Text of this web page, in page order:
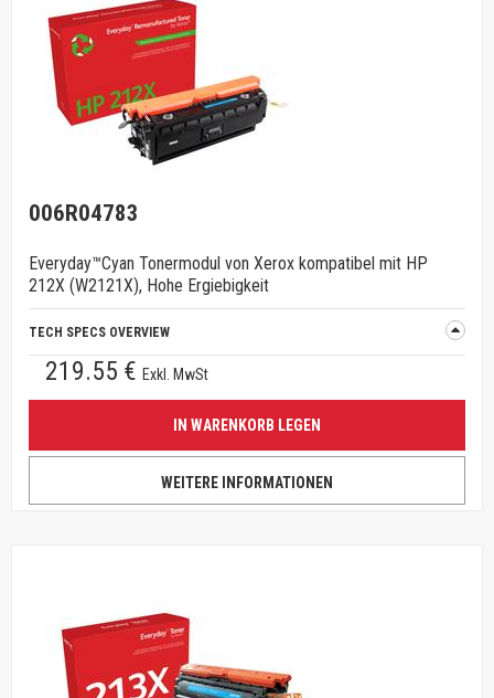
006R04783
Everyday™Cyan Tonermodul von Xerox kompatibel mit HP
212X (W2121X), Hohe Ergiebigkeit
TECH SPECS OVERVIEW
219.55 € Exkl. MwSt
IN WARENKORB LEGEN
WEITERE INFORMATIONEN